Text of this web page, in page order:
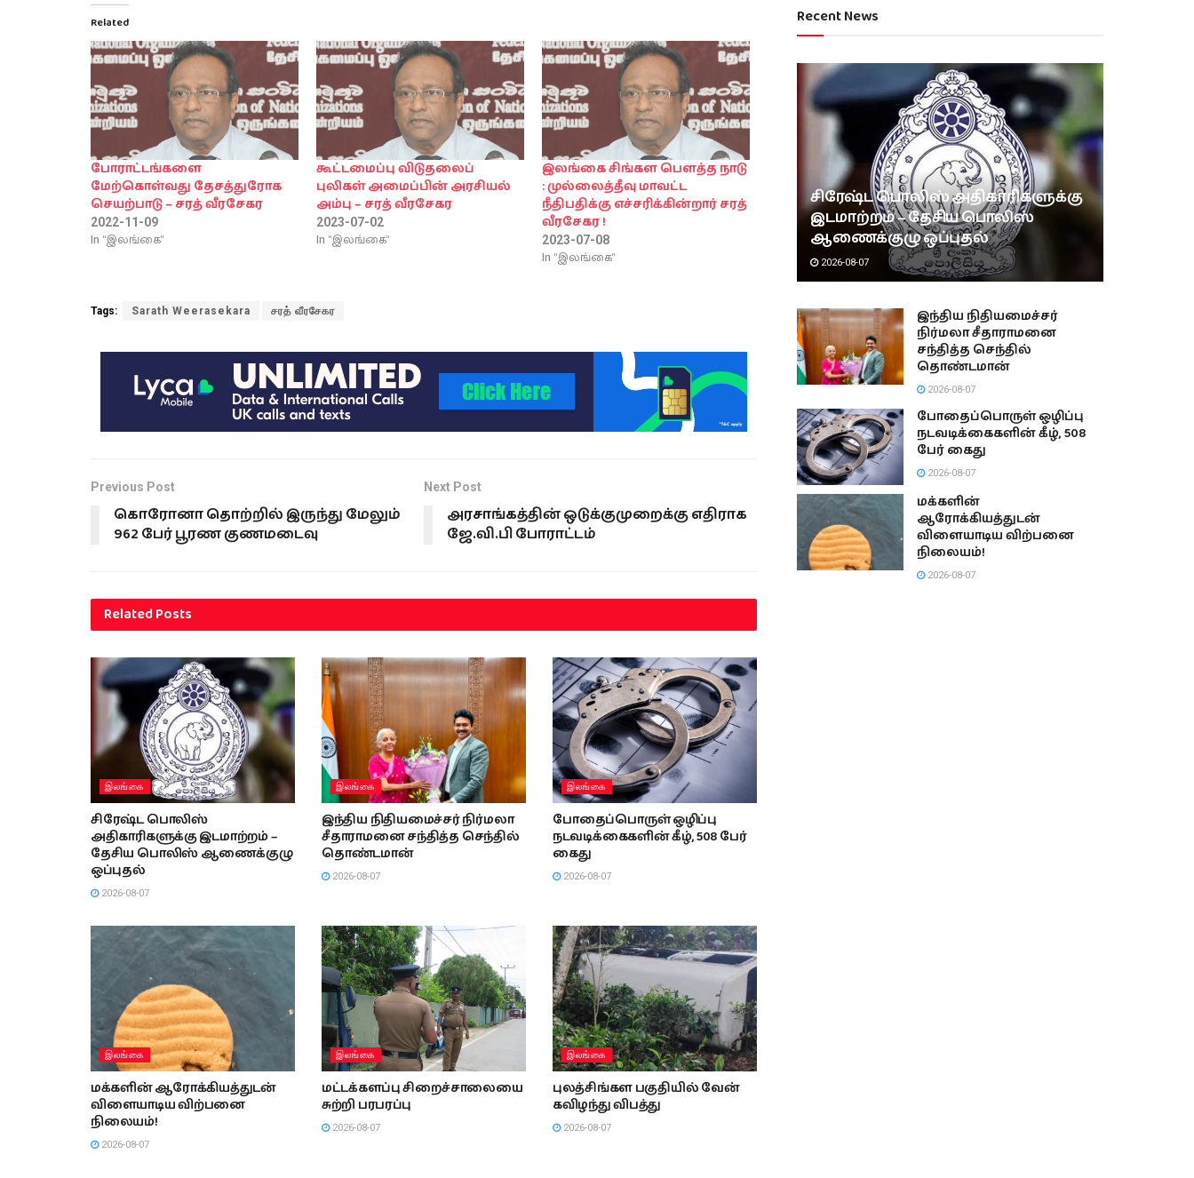
Related
போராட்டங்களை
மேற்கொள்வது தேசத்துரோக
செயற்பாடு – சரத் வீரசேகர
2022-11-09
In "இலங்கை"
கூட்டமைப்பு விடுதலைப்
புலிகள் அமைப்பின் அரசியல்
அம்பு – சரத் வீரசேகர
2023-07-02
In "இலங்கை"
இலங்கை சிங்கள பௌத்த நாடு
: முல்லைத்தீவு மாவட்ட
நீதிபதிக்கு எச்சரிக்கின்றார் சரத்
வீரசேகர !
2023-07-08
In "இலங்கை"
Tags: Sarath Weerasekara சரத் வீரசேகர
Previous Post
கொரோனா தொற்றில் இருந்து மேலும்
962 பேர் பூரண குணமடைவு
Next Post
அரசாங்கத்தின் ஒடுக்குமுறைக்கு எதிராக
ஜே.வி.பி போராட்டம்
RelatedPosts
இலங்கை
சிரேஷ்ட பொலிஸ்
அதிகாரிகளுக்கு இடமாற்றம் –
தேசிய பொலிஸ் ஆணைக்குழு
ஒப்புதல்
2026-08-07
இலங்கை
இந்திய நிதியமைச்சர் நிர்மலா
சீதாராமனை சந்தித்த செந்தில்
தொண்டமான்
2026-08-07
இலங்கை
போதைப்பொருள் ஒழிப்பு
நடவடிக்கைகளின் கீழ், 508 பேர்
கைது
2026-08-07
இலங்கை
மக்களின் ஆரோக்கியத்துடன்
விளையாடிய விற்பனை
நிலையம்!
2026-08-07
இலங்கை
மட்டக்களப்பு சிறைச்சாலையை
சுற்றி பரபரப்பு
2026-08-07
இலங்கை
புலத்சிங்கள பகுதியில் வேன்
கவிழந்து விபத்து
2026-08-07
Recent News
சிரேஷ்ட பொலிஸ் அதிகாரிகளுக்கு
இடமாற்றம் – தேசிய பொலிஸ்
ஆணைக்குழு ஒப்புதல்
2026-08-07
இந்திய நிதியமைச்சர்
நிர்மலா சீதாராமனை
சந்தித்த செந்தில்
தொண்டமான்
2026-08-07
போதைப்பொருள் ஒழிப்பு
நடவடிக்கைகளின் கீழ், 508
பேர் கைது
2026-08-07
மக்களின்
ஆரோக்கியத்துடன்
விளையாடிய விற்பனை
நிலையம்!
2026-08-07